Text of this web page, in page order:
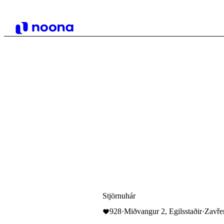
Stjörnuhár
928·Miðvangur 2, Egilsstaðir·